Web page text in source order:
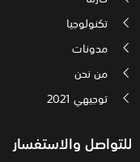
تكنولوجيا
مدونات
من نحن
توجيهي 2021
للتواصل والاستفسار